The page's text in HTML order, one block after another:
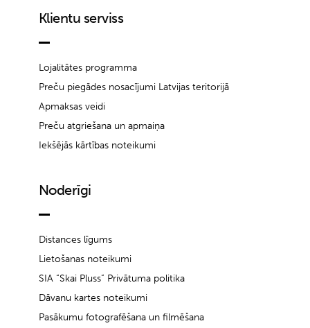
Klientu serviss
Lojalitātes programma
Preču piegādes nosacījumi Latvijas teritorijā
Apmaksas veidi
Preču atgriešana un apmaiņa
Iekšējās kārtības noteikumi
Noderīgi
Distances līgums
Lietošanas noteikumi
SIA “Skai Pluss” Privātuma politika
Dāvanu kartes noteikumi
Pasākumu fotografēšana un filmēšana